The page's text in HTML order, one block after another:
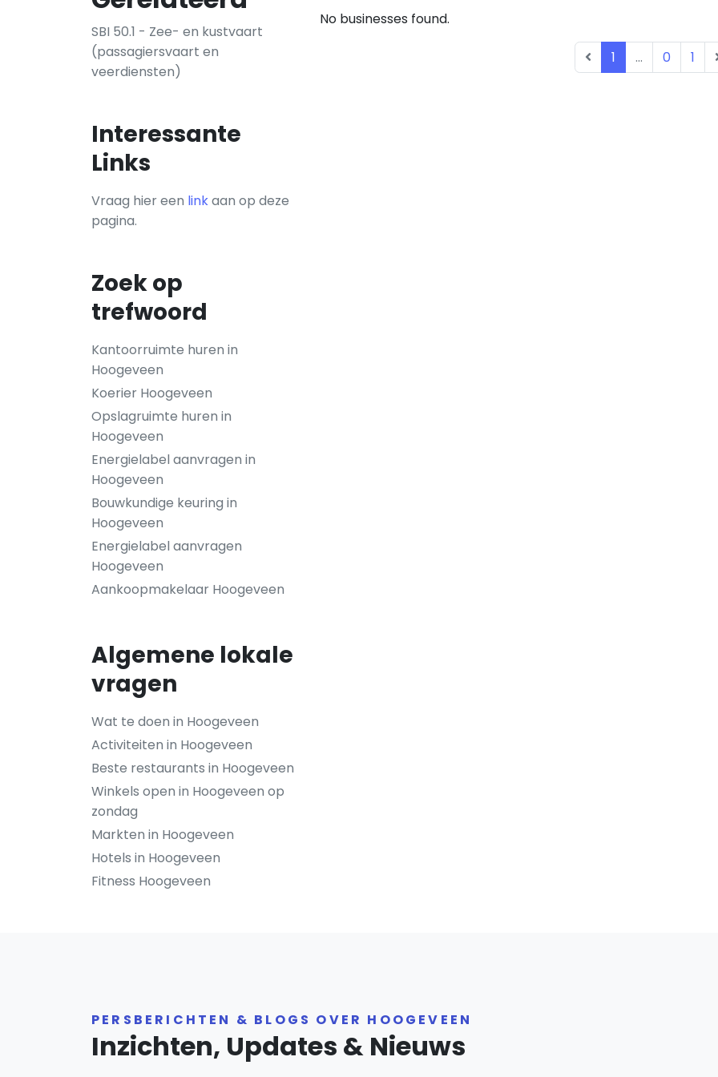
SBI 50.1 - Zee- en kustvaart
(passagiersvaart en
veerdiensten)
Interessante
Links
Vraag hier een linkaan op deze
pagina.
Zoek op
trefwoord
Kantoorruimte huren in
Hoogeveen
Koerier Hoogeveen
Opslagruimte huren in
Hoogeveen
Energielabel aanvragen in
Hoogeveen
Bouwkundige keuring in
Hoogeveen
Energielabel aanvragen
Hoogeveen
Aankoopmakelaar Hoogeveen
Algemene lokale
vragen
Wat te doen in Hoogeveen
Activiteiten in Hoogeveen
Beste restaurants in Hoogeveen
Winkels open in Hoogeveen op
zondag
Markten in Hoogeveen
Hotels in Hoogeveen
Fitness Hoogeveen
No businesses found.
1 ... 0 1
PERSBERICHTEN & BLOGS OVER HOOGEVEEN
Inzichten, Updates & Nieuws